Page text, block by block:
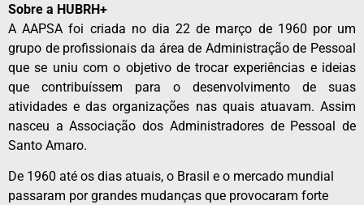
Sobre a HUBRH+
A AAPSA foi criada no dia 22 de março de 1960 por um
grupo de profissionais da área de Administração de Pessoal
que se uniu com o objetivo de trocar experiências e ideias
que contribuíssem para o desenvolvimento de suas
atividades e das organizações nas quais atuavam. Assim
nasceu a Associação dos Administradores de Pessoal de
Santo Amaro.
De 1960 até os dias atuais, o Brasil e o mercado mundial
passaram por grandes mudanças que provocaram forte